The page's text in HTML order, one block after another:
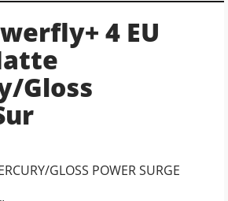
4 EU
Gloss
GLOSS POWER SURGE